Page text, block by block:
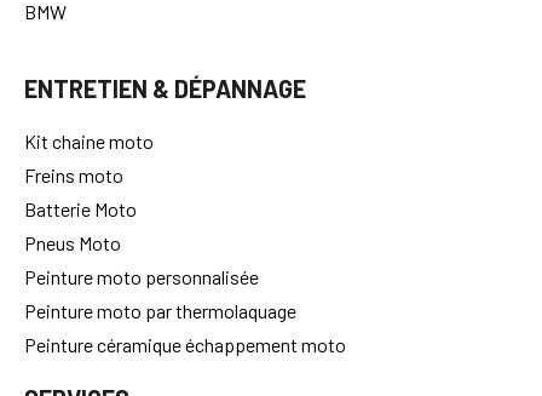
KTM
Kit chaine moto
Freins moto
Batterie Moto
Pneus Moto
Peinture moto personnalisée
Peinture moto par thermolaquage